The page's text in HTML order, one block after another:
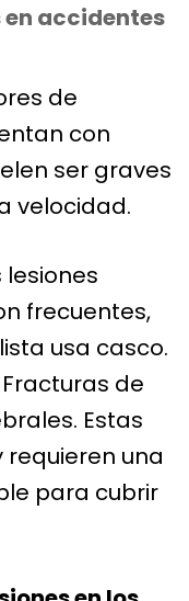
en accidentes
de
con
ser graves
velocidad.
lesiones
frecuentes,
usa casco.
de
Estas
una
para cubrir